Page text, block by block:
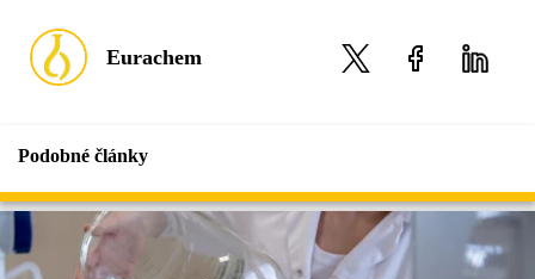
Eurachem
Podobné články